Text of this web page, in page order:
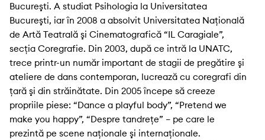
Bucureşti. A studiat Psihologia la Universitatea
Bucureşti, iar în 2008 a absolvit Universitatea Naţională
de Artă Teatrală şi Cinematografică “IL Caragiale”,
secţia Coregrafie. Din 2003, după ce intră la UNATC,
trece printr-un număr important de stagii de pregătire şi
ateliere de dans contemporan, lucrează cu coregrafi din
ţară şi din străinătate. Din 2005 începe să creeze
propriile piese: “Dance a playful body”, “Pretend we
make you happy”, “Despre tandrețe” – pe care le
prezintă pe scene naţionale şi internaţionale.